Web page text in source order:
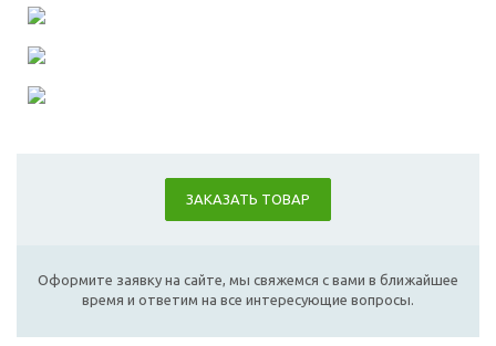
ЗАКАЗАТЬ ТОВАР
Оформите заявку на сайте, мы свяжемся с вами в ближайшее
время и ответим на все интересующие вопросы.